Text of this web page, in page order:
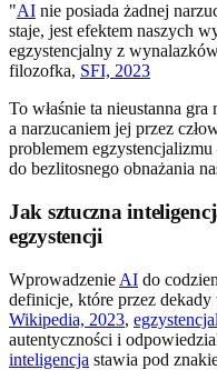
"AI nie posiada żadnej
staje, jest efektem naszych
egzystencjalny z
filozofka, SFI, 2023
To właśnie ta nieustanna
a narzucaniem jej przez
problemem
do bezlitosnego obnażania
Jak sztuczna
egzystencji
Wprowadzenie AI do
definicje, które przez dekady
Wikipedia, 2023,
autentyczności i
inteligencja stawia pod